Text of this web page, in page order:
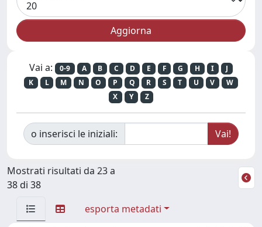
Vai a: 0-9 A B C D E F G H I
J
K
L M N O P Q R S T U V
W
X
Y Z
o inserisci le iniziali:
Mostrati risultati da 23 a
38 di 38
esporta metadati